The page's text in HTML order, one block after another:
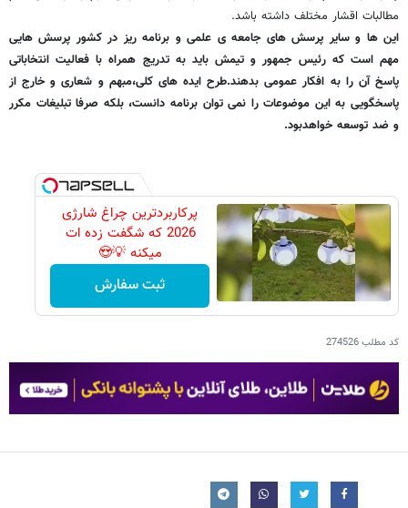
مطالبات اقشار مختلف داشته باشد.
این ها و سایر پرسش های جامعه ی علمی و برنامه ریز در کشور پرسش هایی
مهم است که رئیس جمهور و تیمش باید به تدریج همراه با فعالیت انتخاباتی
پاسخ آن را به افکار عمومی بدهند.طرح ایده های کلی،مبهم و شعاری و خارج از
پاسخگویی به این موضوعات را نمی توان برنامه دانست، بلکه صرفا تبلیغات مکرر
و ضد توسعه خواهدبود.
پرکاربردترین چراغ شارژی
2026 که شگفت زده ات
میکنه 💡😍
ثبت سفارش
کد مطلب274526